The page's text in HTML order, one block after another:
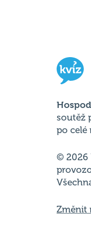
soutěž
© 2026
Změnit